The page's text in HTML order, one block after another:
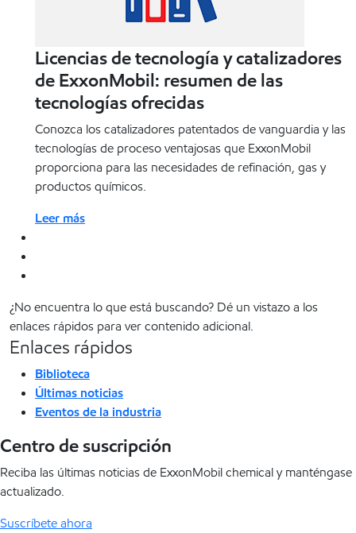
Licencias de tecnología y catalizadores
de ExxonMobil: resumen de las
tecnologías ofrecidas
Conozca los catalizadores patentados de vanguardia y las
tecnologías de proceso ventajosas que ExxonMobil
proporciona para las necesidades de refinación, gas y
productos químicos.
Leer más
¿No encuentra lo que está buscando? Dé un vistazo a los
enlaces rápidos para ver contenido adicional.
Enlaces rápidos
Biblioteca
Últimas noticias
Eventos de la industria
Centro de suscripción
Reciba las últimas noticias de ExxonMobil chemical y manténgase
actualizado.
Suscríbete ahora